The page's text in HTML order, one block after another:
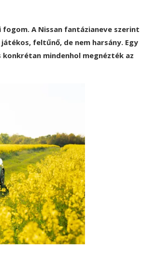
A Nissan fantázianeve szerint
feltűnő, de nem harsány. Egy
mindenhol megnézték az